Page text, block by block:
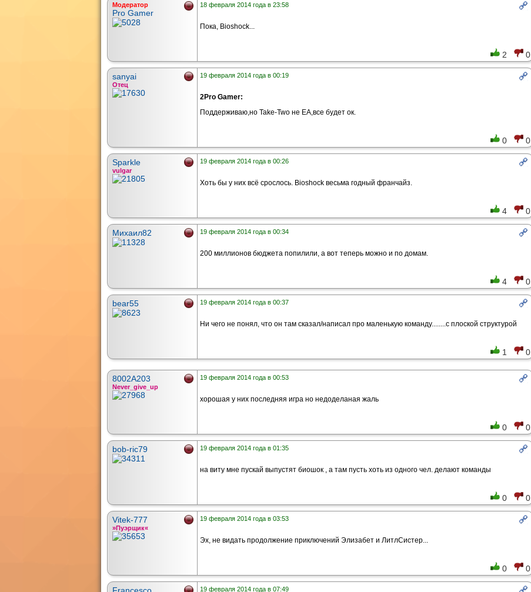
Модератор
Pro Gamer
18 февраля 2014 года в 23:58
Пока, Bioshock...
2 0
sanyai
Отец
19 февраля 2014 года в 00:19
2Pro Gamer:
Поддерживаю,но Take-Two не EA,все будет ок.
0 0
Sparkle
vulgar
19 февраля 2014 года в 00:26
Хоть бы у них всё срослось. Bioshock весьма годный франчайз.
4 0
Михаил82 19 февраля 2014 года в 00:34
200 миллионов бюджета попилили, а вот теперь можно и по домам.
4 0
bear55 19 февраля 2014 года в 00:37
Ни чего не понял, что он там сказал/написал про маленькую команду........с плоской структурой
1 0
8002A203
Never_give_up
19 февраля 2014 года в 00:53
хорошая у них последняя игра но недоделаная жаль
0 0
bob-ric79 19 февраля 2014 года в 01:35
на виту мне пускай выпустят биошок , а там пусть хоть из одного чел. делают команды
0 0
Vitek-777
»Пуэрщик«
19 февраля 2014 года в 03:53
Эх, не видать продолжение приключений Элизабет и ЛитлСистер...
0 0
Francesco 19 февраля 2014 года в 07:49